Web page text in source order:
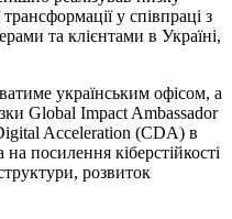
у співпраці з
та клієнтами в Україні,
українським офісом, а
Global Impact Ambassador
Acceleration (CDA) в
посилення кіберстійкості
розвиток